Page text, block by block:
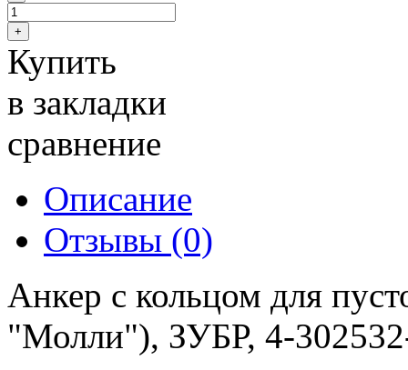
Купить
в закладки
сравнение
Описание
Отзывы (0)
Анкер с кольцом для
"Молли"), ЗУБР, 4-